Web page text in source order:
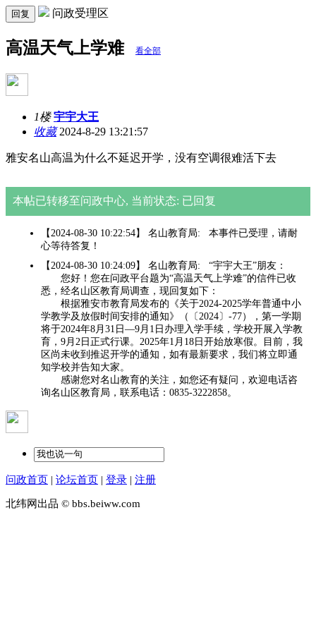
回复 问政受理区
高温天气上学难 看全部
1楼 宇宇大王
收藏2024-8-29 13:21:57
雅安名山高温为什么不延迟开学，没有空调很难活下去
本帖已转移至问政中心, 当前状态: 已回复
【2024-08-30 10:22:54】 名山教育局: 本事件已受理，请耐
心等待答复！
【2024-08-30 10:24:09】 名山教育局: “宇宇大王”朋友：
您好！您在问政平台题为“高温天气上学难”的信件已收
悉，经名山区教育局调查，现回复如下：
根据雅安市教育局发布的《关于2024-2025学年普通中小
学教学及放假时间安排的通知》（〔2024〕-77），第一学期
将于2024年8月31日—9月1日办理入学手续，学校开展入学教
育，9月2日正式行课。2025年1月18日开始放寒假。目前，我
区尚未收到推迟开学的通知，如有最新要求，我们将立即通
知学校并告知大家。
感谢您对名山教育的关注，如您还有疑问，欢迎电话咨
询名山区教育局，联系电话：0835-3222858。
问政首页 | 论坛首页 | 登录 | 注册
北纬网出品 © bbs.beiww.com